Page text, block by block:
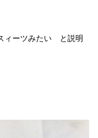
ィーツみたい と説明